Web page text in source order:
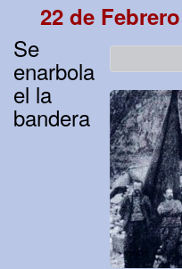
22 de
Se
enarbola
el la
bandera